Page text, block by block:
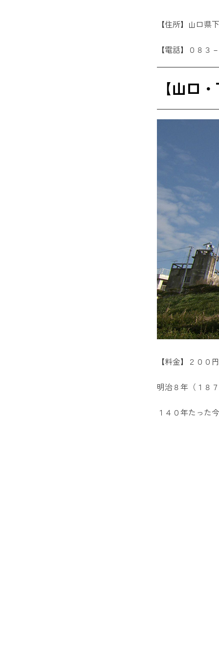
【住所】山口県
【電話】０８３
【山口
【料金】２００
明治８年（１８
１４０年たった